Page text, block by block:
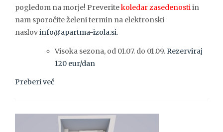
pogledom na morje! Preveritekoledar zasedenostiin
nam sporočite želeni termin na elektronski
naslovinfo@apartma-izola.si.
Visoka sezona, od 01.07. do 01.09. Rezerviraj
120 eur/dan
Preberi več